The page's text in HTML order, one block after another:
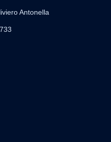
Antonella